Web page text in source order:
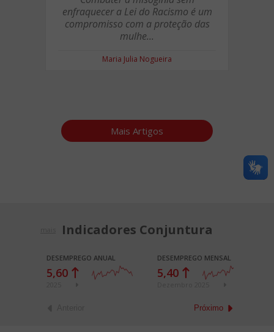
enfraquecer a Lei do Racismo é um
compromisso com a proteção das
mulhe...
Maria Julia Nogueira
Mais Artigos
Indicadores Conjuntura
DESEMPREGO ANUAL
5,60
DESEMPREGO MENSAL
5,40
Próximo